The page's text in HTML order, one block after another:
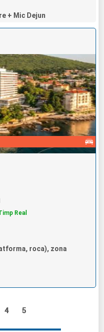
+ Mic Dejun
Real
roca), zona
4 5